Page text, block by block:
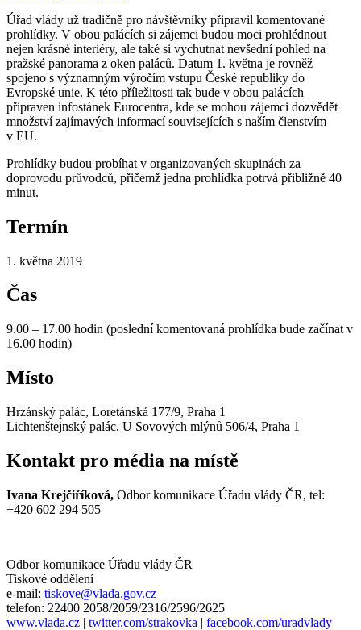
Úřad vlády už tradičně pro návštěvníky připravil komentované
prohlídky. V obou palácích si zájemci budou moci prohlédnout
nejen krásné interiéry, ale také si vychutnat nevšední pohled na
pražské panorama z oken paláců. Datum 1. května je rovněž
spojeno s významným výročím vstupu České republiky do
Evropské unie. K této příležitosti tak bude v obou palácích
připraven infostánek Eurocentra, kde se mohou zájemci dozvědět
množství zajímavých informací souvisejících s naším členstvím
v EU.
Prohlídky budou probíhat v organizovaných skupinách za
doprovodu průvodců, přičemž jedna prohlídka potrvá přibližně 40
minut.
Termín
1. května 2019
Čas
9.00 – 17.00 hodin (poslední komentovaná prohlídka bude začínat v
16.00 hodin)
Místo
Hrzánský palác, Loretánská 177/9, Praha 1
Lichtenštejnský palác, U Sovových mlýnů 506/4, Praha 1
Kontakt pro média na místě
Ivana Krejčiříková, Odbor komunikace Úřadu vlády ČR, tel:
+420 602 294 505
Odbor komunikace Úřadu vlády ČR
Tiskové oddělení
e-mail: tiskove@vlada.gov.cz
telefon: 22400 2058/2059/2316/2596/2625
www.vlada.cz | twitter.com/strakovka | facebook.com/uradvlady